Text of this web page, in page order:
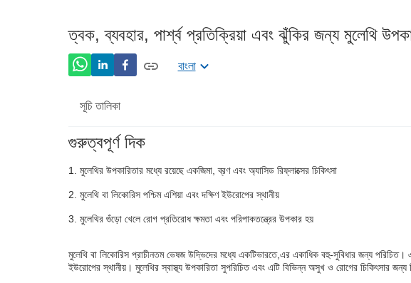
ত্বক, ব্যবহার, পার্শ্ব প্রতিক্রিয়া এবং ঝুঁকির জন্য মুলেথি
বাংলা
সূচি তালিকা
মূলেথির পুষ্টিগুণ
মুলেথির উপকারিতা
মুলেথির বিভিন্ন ব্যবহার
ক্যান্সারের জন্য মুলেথি উপকারিতা
মূলেথি গ্রহণের সতর্কতা
গুরুত্বপূর্ণ দিক
মুলেথির উপকারিতার মধ্যে রয়েছে একজিমা, ব্রণ এবং অ্যাসিড রিফ্লাক্সের চিকিৎসা
মুলেথি বা লিকোরিস পশ্চিম এশিয়া এবং দক্ষিণ ইউরোপের স্থানীয়
মুলেথির গুঁড়ো খেলে রোগ প্রতিরোধ ক্ষমতা এবং পরিপাকতন্ত্রের উপকার হয়
মুলেথি বা লিকোরিস প্রাচীনতম ভেষজ উদ্ভিদের মধ্যে একটিভারতে,এর একাধিক বহু-সুবিধার জন্য পরিচিত।
ইউরোপের স্থানীয়। মুলেথির স্বাস্থ্য উপকারিতা সুপরিচিত এবং এটি বিভিন্ন অসুখ ও রোগের চিকিৎসার